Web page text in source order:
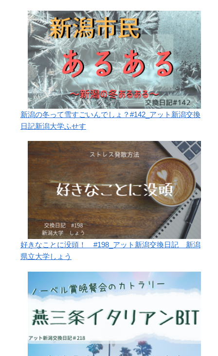
新潟の冬って雪すごいんでしょ？#142_アット新潟交換
日記新潟大学ふせす
好きなことに没頭！ #198_アット新潟交換日記 新潟
県立大学しょう